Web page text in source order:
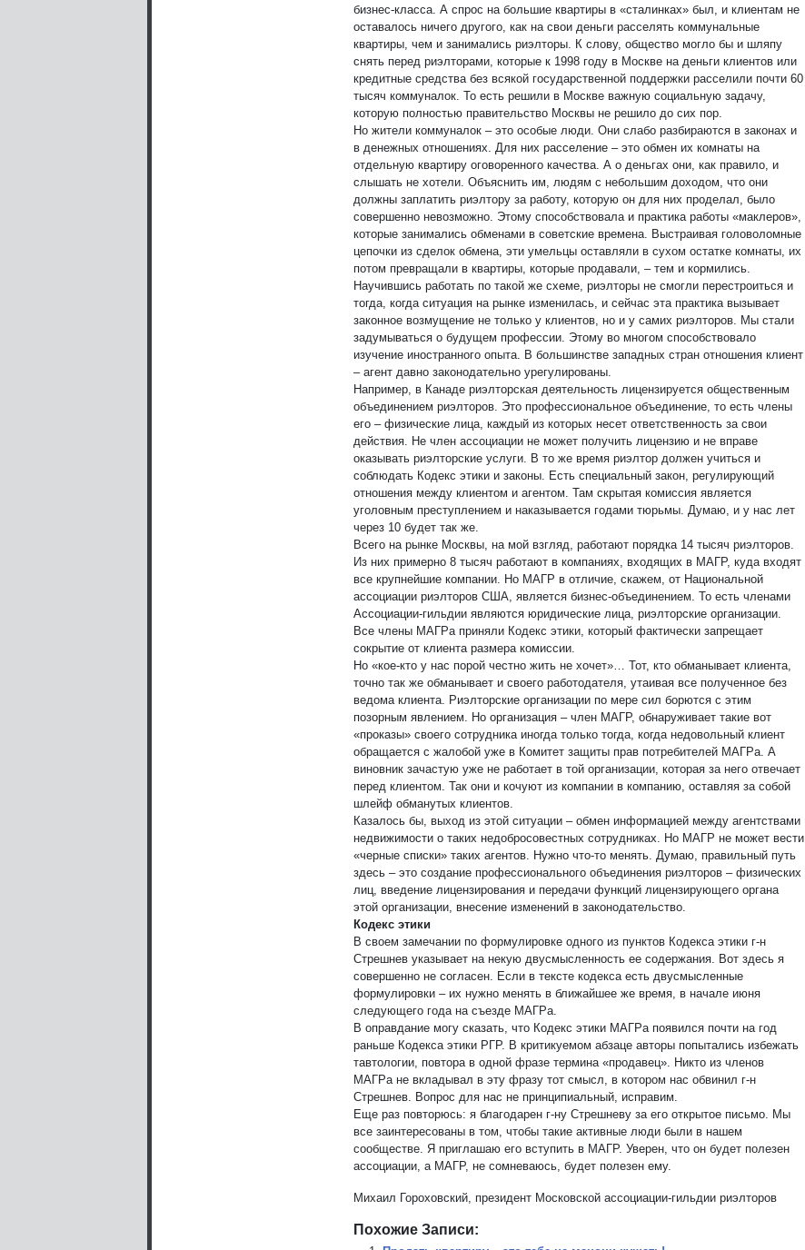
бизнес-класса. А спрос на большие квартиры в «сталинках» был, и клиентам не
оставалось ничего другого, как на свои деньги расселять коммунальные
квартиры, чем и занимались риэлторы. К слову, общество могло бы и шляпу
снять перед риэлторами, которые к 1998 году в Москве на деньги клиентов или
кредитные средства без всякой государственной поддержки расселили почти 60
тысяч коммуналок. То есть решили в Москве важную социальную задачу,
которую полностью правительство Москвы не решило до сих пор.
Но жители коммуналок – это особые люди. Они слабо разбираются в законах и
в денежных отношениях. Для них расселение – это обмен их комнаты на
отдельную квартиру оговоренного качества. А о деньгах они, как правило, и
слышать не хотели. Объяснить им, людям с небольшим доходом, что они
должны заплатить риэлтору за работу, которую он для них проделал, было
совершенно невозможно. Этому способствовала и практика работы «маклеров»,
которые занимались обменами в советские времена. Выстраивая головоломные
цепочки из сделок обмена, эти умельцы оставляли в сухом остатке комнаты, их
потом превращали в квартиры, которые продавали, – тем и кормились.
Научившись работать по такой же схеме, риэлторы не смогли перестроиться и
тогда, когда ситуация на рынке изменилась, и сейчас эта практика вызывает
законное возмущение не только у клиентов, но и у самих риэлторов. Мы стали
задумываться о будущем профессии. Этому во многом способствовало
изучение иностранного опыта. В большинстве западных стран отношения клиент
– агент давно законодательно урегулированы.
Например, в Канаде риэлторская деятельность лицензируется общественным
объединением риэлторов. Это профессиональное объединение, то есть члены
его – физические лица, каждый из которых несет ответственность за свои
действия. Не член ассоциации не может получить лицензию и не вправе
оказывать риэлторские услуги. В то же время риэлтор должен учиться и
соблюдать Кодекс этики и законы. Есть специальный закон, регулирующий
отношения между клиентом и агентом. Там скрытая комиссия является
уголовным преступлением и наказывается годами тюрьмы. Думаю, и у нас лет
через 10 будет так же.
Всего на рынке Москвы, на мой взгляд, работают порядка 14 тысяч риэлторов.
Из них примерно 8 тысяч работают в компаниях, входящих в МАГР, куда входят
все крупнейшие компании. Но МАГР в отличие, скажем, от Национальной
ассоциации риэлторов США, является бизнес-объединением. То есть членами
Ассоциации-гильдии являются юридические лица, риэлторские организации.
Все члены МАГРа приняли Кодекс этики, который фактически запрещает
сокрытие от клиента размера комиссии.
Но «кое-кто у нас порой честно жить не хочет»… Тот, кто обманывает клиента,
точно так же обманывает и своего работодателя, утаивая все полученное без
ведома клиента. Риэлторские организации по мере сил борются с этим
позорным явлением. Но организация – член МАГР, обнаруживает такие вот
«проказы» своего сотрудника иногда только тогда, когда недовольный клиент
обращается с жалобой уже в Комитет защиты прав потребителей МАГРа. А
виновник зачастую уже не работает в той организации, которая за него отвечает
перед клиентом. Так они и кочуют из компании в компанию, оставляя за собой
шлейф обманутых клиентов.
Казалось бы, выход из этой ситуации – обмен информацией между агентствами
недвижимости о таких недобросовестных сотрудниках. Но МАГР не может вести
«черные списки» таких агентов. Нужно что-то менять. Думаю, правильный путь
здесь – это создание профессионального объединения риэлторов – физических
лиц, введение лицензирования и передачи функций лицензирующего органа
этой организации, внесение изменений в законодательство.
Кодекс этики
В своем замечании по формулировке одного из пунктов Кодекса этики г-н
Стрешнев указывает на некую двусмысленность ее содержания. Вот здесь я
совершенно не согласен. Если в тексте кодекса есть двусмысленные
формулировки – их нужно менять в ближайшее же время, в начале июня
следующего года на съезде МАГРа.
В оправдание могу сказать, что Кодекс этики МАГРа появился почти на год
раньше Кодекса этики РГР. В критикуемом абзаце авторы попытались избежать
тавтологии, повтора в одной фразе термина «продавец». Никто из членов
МАГРа не вкладывал в эту фразу тот смысл, в котором нас обвинил г-н
Стрешнев. Вопрос для нас не принципиальный, исправим.
Еще раз повторюсь: я благодарен г-ну Стрешневу за его открытое письмо. Мы
все заинтересованы в том, чтобы такие активные люди были в нашем
сообществе. Я приглашаю его вступить в МАГР. Уверен, что он будет полезен
ассоциации, а МАГР, не сомневаюсь, будет полезен ему.
Михаил Гороховский, президент Московской ассоциации-гильдии риэлторов
Похожие Записи: